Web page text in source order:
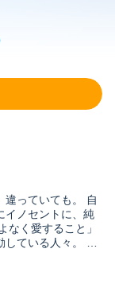
違っていても。 自
イノセントに、純
なく愛すること」
ている人々。 こ
のではと感じさ
るエピソードを
介ながらも、多